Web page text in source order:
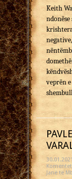
Keith
veprën
30.01.2021
Komentet
Janë të